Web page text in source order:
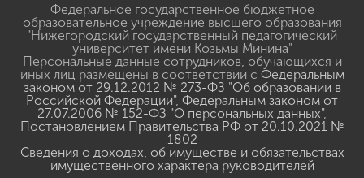
Федеральное государственное бюджетное
образовательное учреждение высшего образования
"Нижегородский государственный педагогический
университет имени Козьмы Минина"
Персональные данные сотрудников, обучающихся и
иных лиц размещены в соответствии с Федеральным
законом от 29.12.2012 № 273-ФЗ "Об образовании в
Российской Федерации", Федеральным законом от
27.07.2006 № 152-ФЗ "О персональных данных",
Постановлением Правительства РФ от 20.10.2021 №
1802
Сведения о доходах, об имуществе и обязательствах
имущественного характера руководителей